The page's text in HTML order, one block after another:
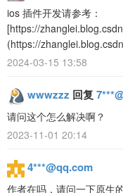
ios 插件开发请参考：
[https://
(https://
2024-03-15 13:58
wwwzzz 回复
请问这个怎么解决啊？
2023-11-01 20:14
4***@qq.com
作者在吗，请问一下原生